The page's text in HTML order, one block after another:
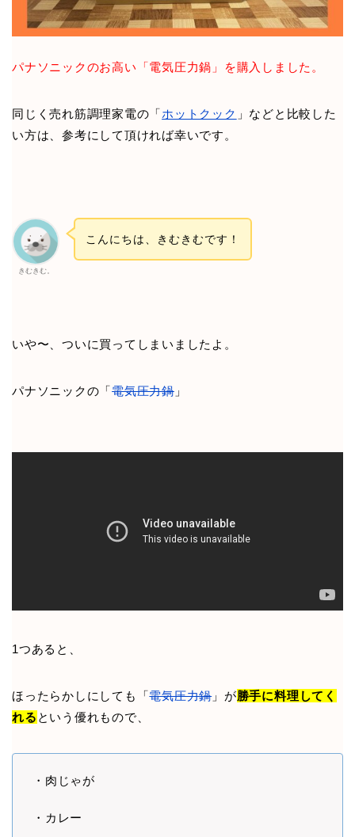
パナソニックのお高い「電気圧力鍋」を購入しました。
同じく売れ筋調理家電の「ホットクック 」などと比較した
い方は、参考にして頂ければ幸いです。
きむきむ。
こんにちは、きむきむです！
いや〜、ついに買ってしまいましたよ。
パナソニックの「電気圧力鍋」
1つあると、
ほったらかしにしても「電気圧力鍋」が勝手に料理してく
れる という優れもので、
・肉じゃが
・カレー